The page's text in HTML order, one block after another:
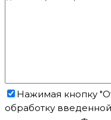
Нажимая кнопку
обработку